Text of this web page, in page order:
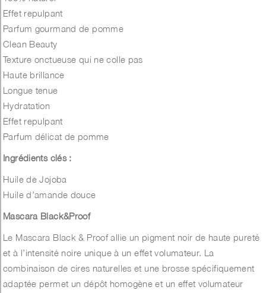
Effet repulpant
Parfum gourmand de pomme
Clean Beauty
Texture onctueuse qui ne colle pas
Haute brillance
Longue tenue
Hydratation
Effet repulpant
Parfum délicat de pomme
Ingrédients clés :
Huile de Jojoba
Huile d’amande douce
Mascara Black&Proof
Le Mascara Black & Proof allie un pigment noir de haute pureté
et à l’intensité noire unique à un effet volumateur. La
combinaison de cires naturelles et une brosse spécifiquement
adaptée permet un dépôt homogène et un effet volumateur